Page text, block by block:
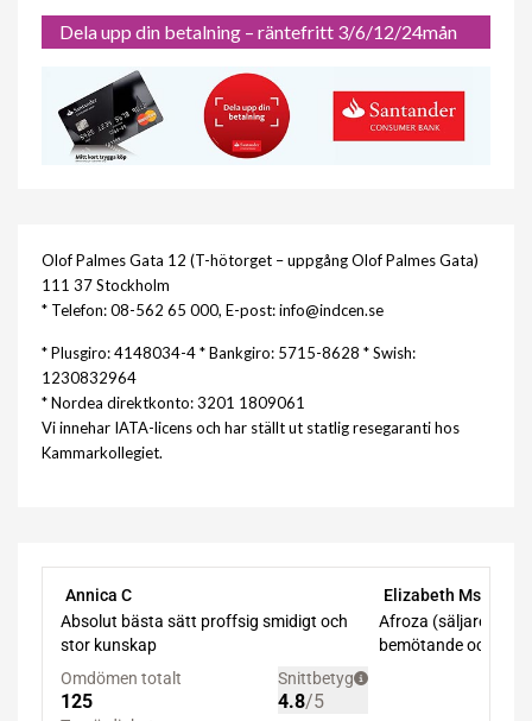
Dela upp din betalning – räntefritt 3/6/12/24mån
Olof Palmes Gata 12 (T-hötorget – uppgång Olof Palmes Gata)
111 37 Stockholm
* Telefon: 08-562 65 000, E-post: info@indcen.se
* Plusgiro: 4148034-4 * Bankgiro: 5715-8628 * Swish:
1230832964
* Nordea direktkonto: 3201 1809061
Vi innehar IATA-licens och har ställt ut statlig resegaranti hos
Kammarkollegiet.